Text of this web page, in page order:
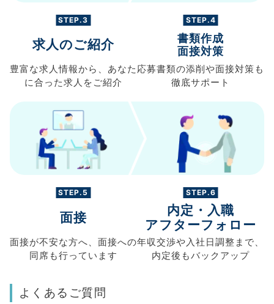
STEP.3
求人のご紹介
豊富な求人情報から、 あなた
に合った求人を ご紹介
STEP.4
書類作成
面接対策
応募書類の添削や面接対策も
徹底サポート
STEP.5
面接
面接が不安な方へ、 面接への
同席も行っています
STEP.6
内定・入職
アフターフォロー
年収交渉や入社日調整まで、
内定後もバックアップ
よくあるご質問